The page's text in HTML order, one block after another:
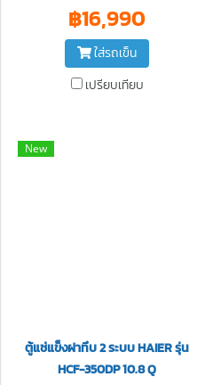
฿16,990
ใส่รถเข็น
เปรียบเทียบ
New
ตู้แช่แข็งฝาทึบ 2 ระบบ HAIER รุ่น
HCF-350DP 10.8 Q